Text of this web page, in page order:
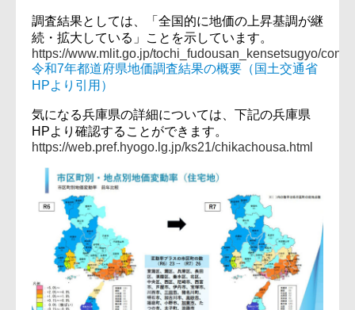
調査結果としては、「全国的に地価の上昇基調が継
続・拡大している」ことを示しています。
https://www.mlit.go.jp/tochi_fudousan_kensetsugyo/
令和7年都道府県地価調査結果の概要（国土交通省
HPより引用）
気になる兵庫県の詳細については、下記の兵庫県
HPより確認することができます。
https://web.pref.hyogo.lg.jp/ks21/chikachousa.html